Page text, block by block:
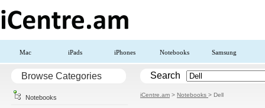
Mac iPads iPhones Notebooks Samsung
Browse Categories
Notebooks
Search
iCentre.am > Notebooks > Dell